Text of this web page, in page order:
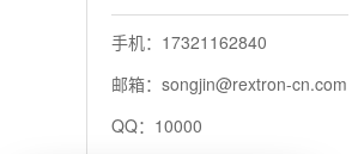
手机：17321162840
邮箱：songjin@rextron-cn.com
QQ：10000